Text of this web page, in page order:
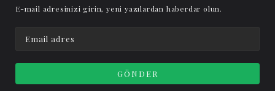
E-mail adresinizi girin, yeni yazılardan haberdar olun.